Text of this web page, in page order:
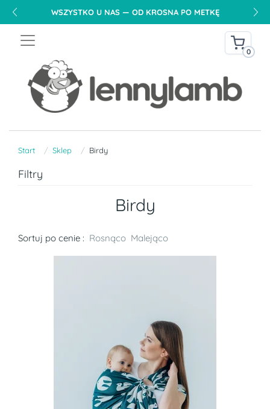
WSZYSTKO U NAS — OD KROSNA PO METKĘ
0
Start Sklep Birdy
Filtry
Birdy
Sortuj po cenie : Rosnąco Malejąco